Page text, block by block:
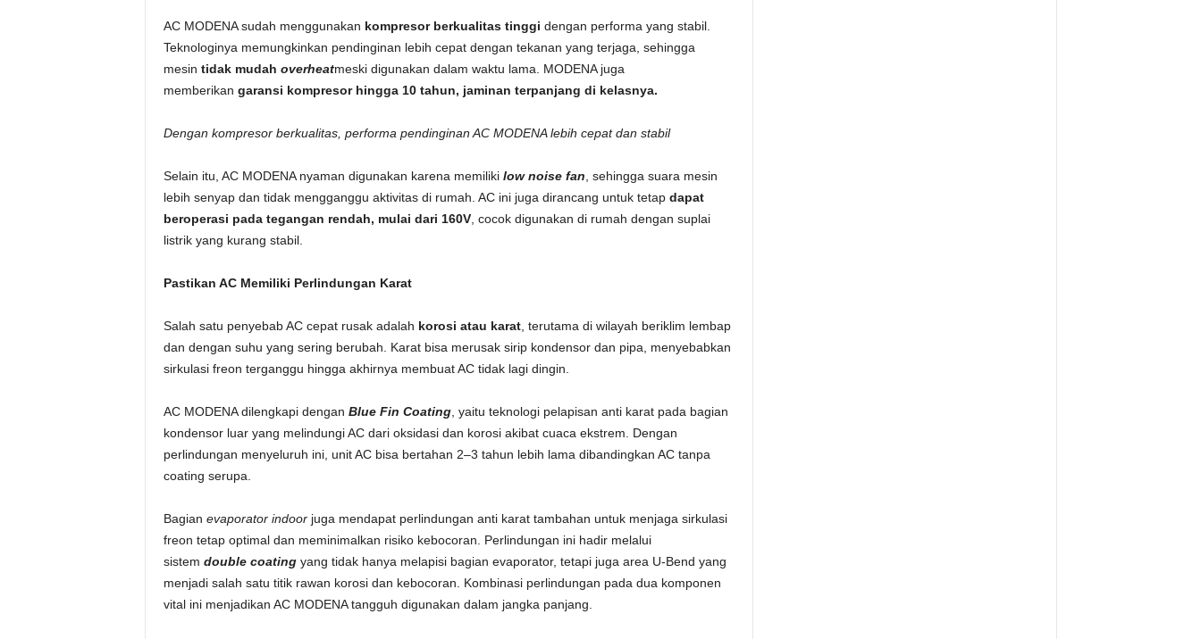
AC MODENA sudah menggunakan kompresor berkualitas tinggi dengan performa yang stabil.
Teknologinya memungkinkan pendinginan lebih cepat dengan tekanan yang terjaga, sehingga
mesin tidak mudah overheatmeski digunakan dalam waktu lama. MODENA juga
memberikan garansi kompresor hingga 10 tahun, jaminan terpanjang di kelasnya.
Dengan kompresor berkualitas, performa pendinginan AC MODENA lebih cepat dan stabil
Selain itu, AC MODENA nyaman digunakan karena memiliki low noise fan , sehingga suara mesin
lebih senyap dan tidak mengganggu aktivitas di rumah. AC ini juga dirancang untuk tetap dapat
beroperasi pada tegangan rendah, mulai dari 160V, cocok digunakan di rumah dengan suplai
listrik yang kurang stabil.
Pastikan AC Memiliki Perlindungan Karat
Salah satu penyebab AC cepat rusak adalah korosi atau karat, terutama di wilayah beriklim lembap
dan dengan suhu yang sering berubah. Karat bisa merusak sirip kondensor dan pipa, menyebabkan
sirkulasi freon terganggu hingga akhirnya membuat AC tidak lagi dingin.
AC MODENA dilengkapi dengan Blue Fin Coating, yaitu teknologi pelapisan anti karat pada bagian
kondensor luar yang melindungi AC dari oksidasi dan korosi akibat cuaca ekstrem. Dengan
perlindungan menyeluruh ini, unit AC bisa bertahan 2–3 tahun lebih lama dibandingkan AC tanpa
coating serupa.
Bagian evaporator indoorjuga mendapat perlindungan anti karat tambahan untuk menjaga sirkulasi
freon tetap optimal dan meminimalkan risiko kebocoran. Perlindungan ini hadir melalui
sistem double coatingyang tidak hanya melapisi bagian evaporator, tetapi juga area U-Bend yang
menjadi salah satu titik rawan korosi dan kebocoran. Kombinasi perlindungan pada dua komponen
vital ini menjadikan AC MODENA tangguh digunakan dalam jangka panjang.